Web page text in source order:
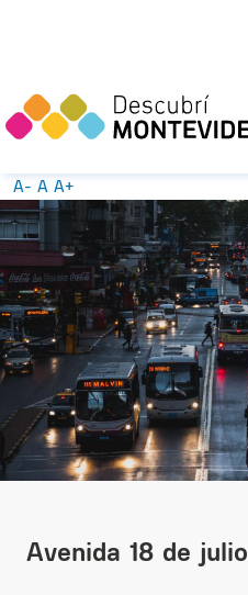
A- A A+
Avenida 18 de julio